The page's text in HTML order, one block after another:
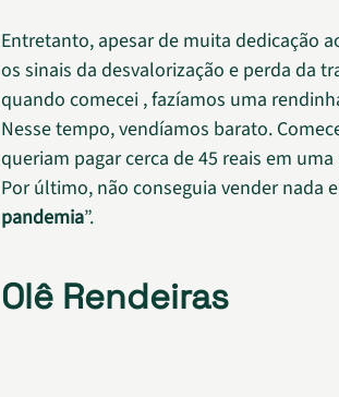
Entretanto, apesar de muita dedicação
os sinais da desvalorização e perda da
quando comecei , fazíamos uma
Nesse tempo, vendíamos barato.
queriam pagar cerca de 45 reais em
Por último, não conseguia vender nada
pandemia”.
Olê Rendeiras